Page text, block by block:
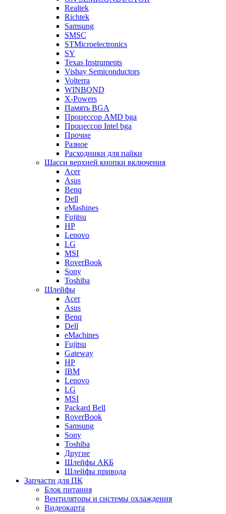
Realtek
Richtek
Samsung
SMSC
STMicroelectronics
SY
Texas Instruments
Vishay Semiconductors
Volterra
WINBOND
X-Powers
Память BGA
Процессор AMD bga
Процессор Intel bga
Прочие
Разное
Расходники для пайки
Шасси верхней кнопки включения
Acer
Asus
Benq
Dell
eMashines
Fujitsu
HP
Lenovo
LG
MSI
RoverBook
Sony
Toshiba
Шлейфы
Acer
Asus
Benq
Dell
eMachines
Fujitsu
Gateway
HP
IBM
Lenovo
LG
MSI
Packard Bell
RoverBook
Samsung
Sony
Toshiba
Другие
Шлейфы АКБ
Шлейфы привода
Запчасти для ПК
Блок питания
Вентиляторы и системы охлаждения
Видеокарта